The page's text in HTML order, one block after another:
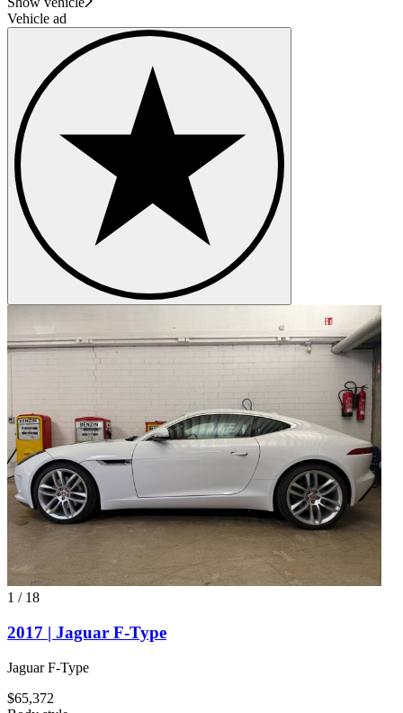
Vehicle ad
1 / 18
2017 | Jaguar F-Type
Jaguar F-Type
$65,372